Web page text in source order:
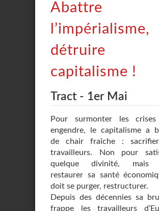
Abattre
l’impérialisme,
détruire
capitalisme !
Tract - 1er Mai
Pour surmonter les crises
engendre, le capitalisme a
de chair fraîche :
travailleurs. Non pour
quelque divinité, mais
restaurer sa santé
doit se purger, restructurer.
Depuis des décennies sa
frappe les travailleurs